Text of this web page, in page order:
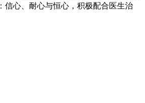
信心、耐心与恒心，积极配合医生治